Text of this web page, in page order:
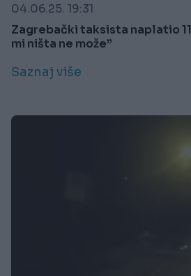
04.06.25. 19:31
Zagrebački taksista naplatio
mi ništa ne može”
Saznaj više